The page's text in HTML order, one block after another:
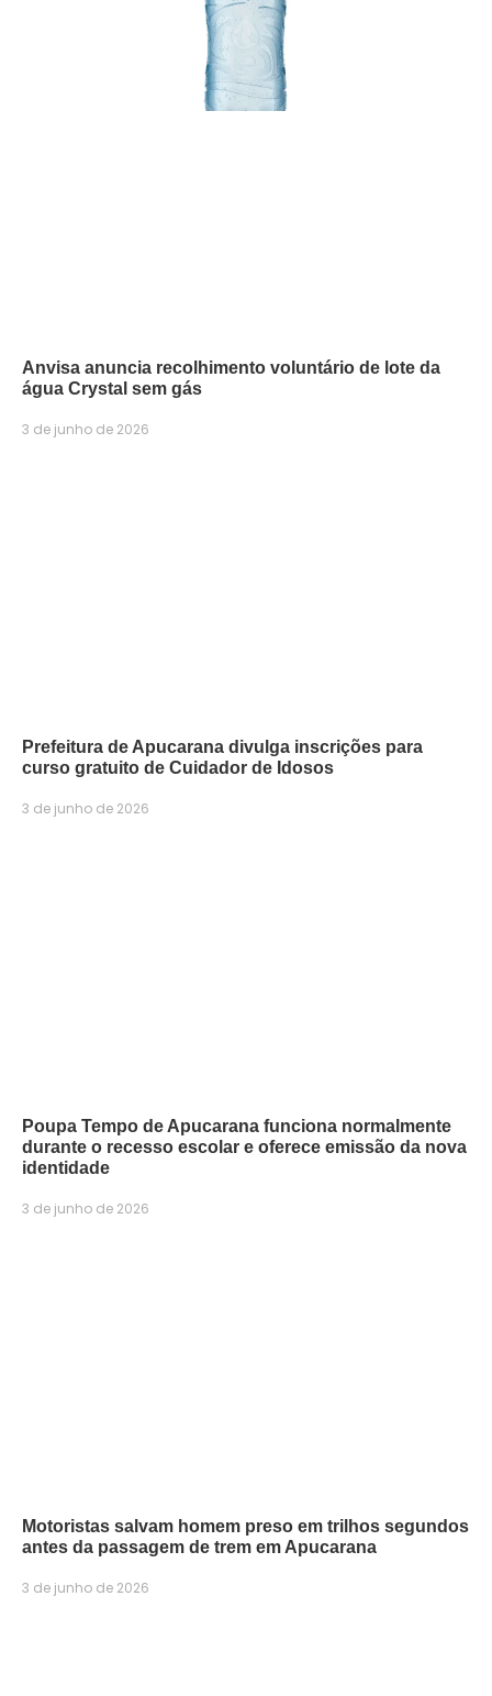
Anvisa anuncia recolhimento voluntário de lote da
água Crystal sem gás
3 de junho de 2026
Prefeitura de Apucarana divulga inscrições para
curso gratuito de Cuidador de Idosos
3 de junho de 2026
Poupa Tempo de Apucarana funciona normalmente
durante o recesso escolar e oferece emissão da nova
identidade
3 de junho de 2026
Motoristas salvam homem preso em trilhos segundos
antes da passagem de trem em Apucarana
3 de junho de 2026